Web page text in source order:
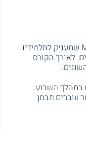
במכללת מידאטק ג'ון ברייס חיפה מתקיים קורס מקיף למפתחי תוכנה Microsoft.NET שמעניק לתלמידיו
לאורך הקורס
ימים במהלך השבוע.
עוברים מבחן